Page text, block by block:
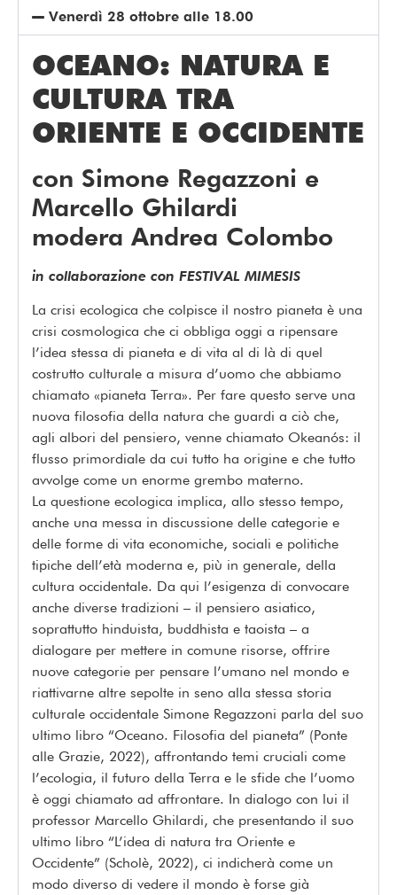
Venerdì 28 ottobre alle 18.00
OCEANO: NATURA E
CULTURA TRA
ORIENTE E OCCIDENTE
con Simone Regazzoni e
Marcello Ghilardi
modera Andrea Colombo
in collaborazione con FESTIVAL MIMESIS
La crisi ecologica che colpisce il nostro pianeta è una
crisi cosmologica che ci obbliga oggi a ripensare
l’idea stessa di pianeta e di vita al di là di quel
costrutto culturale a misura d’uomo che abbiamo
chiamato «pianeta Terra». Per fare questo serve una
nuova filosofia della natura che guardi a ciò che,
agli albori del pensiero, venne chiamato Okeanós: il
flusso primordiale da cui tutto ha origine e che tutto
avvolge come un enorme grembo materno.
La questione ecologica implica, allo stesso tempo,
anche una messa in discussione delle categorie e
delle forme di vita economiche, sociali e politiche
tipiche dell’età moderna e, più in generale, della
cultura occidentale. Da qui l’esigenza di convocare
anche diverse tradizioni – il pensiero asiatico,
soprattutto hinduista, buddhista e taoista – a
dialogare per mettere in comune risorse, offrire
nuove categorie per pensare l’umano nel mondo e
riattivarne altre sepolte in seno alla stessa storia
culturale occidentale Simone Regazzoni parla del suo
ultimo libro “Oceano. Filosofia del pianeta” (Ponte
alle Grazie, 2022), affrontando temi cruciali come
l’ecologia, il futuro della Terra e le sfide che l’uomo
è oggi chiamato ad affrontare. In dialogo con lui il
professor Marcello Ghilardi, che presentando il suo
ultimo libro “L’idea di natura tra Oriente e
Occidente” (Scholè, 2022), ci indicherà come un
modo diverso di vedere il mondo è forse già